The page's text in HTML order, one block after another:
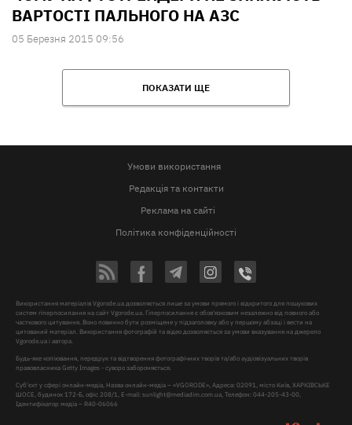
ВАРТОСТІ ПАЛЬНОГО НА АЗС
05 Березня 2015 09:56
ПОКАЗАТИ ЩЕ
Умови використання
Редакція та контакти
Реклама на сайті
Політика конфіденційності
Використання матеріалів Vgorode.ua дозволяється лише за умови прямого і відкритого для пошукових
систем гіперпосилання на сайт Vgorode.ua. Гіперпосилання є обов'язковим незалежно від повного або
часткового цитування. Воно повинно бути розміщене у підзаголовку або у першому абзаці і вести на
цитований матеріал. Використання фотографій та відео дозволяється за умови вказування на джерело
Vgorode.ua і автора.
Будь-яке копіювання, передрук та відтворення фотографічних творів та/або аудіовізуальних творів
правовласника Getty Images - суворо забороняється.
Суб'єкт у сфері онлайн-медіа, Назва онлайн-медіа – «VGORODE», Адреса: 02091, місто Київ, ХАРКІВСЬКЕ
ШОСЕ, будинок 172-Б, офіс 208/1, E-mail:sunlight@mediadim.com.ua , Телефон: 044-205-43-00,
Ідентифікатор медіа – R40-06066